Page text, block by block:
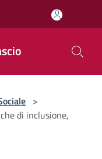
>
di inclusione,